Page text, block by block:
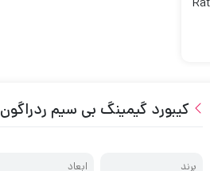
کیبورد گیمینگ بی سیم ردراگون Keyboard Redragon K585 DITI
برند
ابعاد